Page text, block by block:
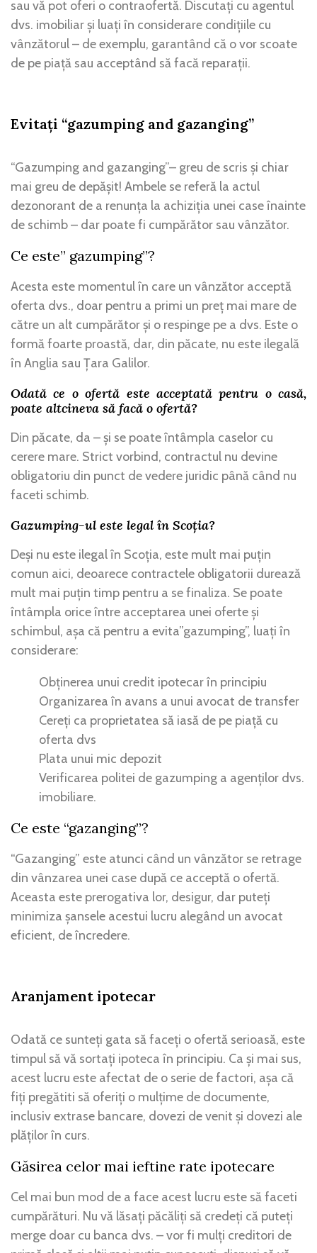
sau vă pot oferi o contraofertă. Discutați cu agentul
dvs. imobiliar și luați în considerare condițiile cu
vânzătorul – de exemplu, garantând că o vor scoate
de pe piață sau acceptând să facă reparații.
Evitați “gazumping and gazanging”
“Gazumping and gazanging”– greu de scris și chiar
mai greu de depășit! Ambele se referă la actul
dezonorant de a renunța la achiziția unei case înainte
de schimb – dar poate fi cumpărător sau vânzător.
Ce este” gazumping”?
Acesta este momentul în care un vânzător acceptă
oferta dvs., doar pentru a primi un preț mai mare de
către un alt cumpărător și o respinge pe a dvs. Este o
formă foarte proastă, dar, din păcate, nu este ilegală
în Anglia sau Țara Galilor.
Odată ce o ofertă este acceptată pentru o casă,
poate altcineva să facă o ofertă?
Din păcate, da – și se poate întâmpla caselor cu
cerere mare. Strict vorbind, contractul nu devine
obligatoriu din punct de vedere juridic până când nu
faceti schimb.
Gazumping-ul este legal în Scoția?
Deși nu este ilegal în Scoția, este mult mai puțin
comun aici, deoarece contractele obligatorii durează
mult mai puțin timp pentru a se finaliza. Se poate
întâmpla orice între acceptarea unei oferte și
schimbul, așa că pentru a evita”gazumping”, luați în
considerare:
Obținerea unui credit ipotecar în principiu
Organizarea în avans a unui avocat de transfer
Cereți ca proprietatea să iasă de pe piață cu
oferta dvs
Plata unui mic depozit
Verificarea politei de gazumping a agenților dvs.
imobiliare.
Ce este “gazanging”?
“Gazanging” este atunci când un vânzător se retrage
din vânzarea unei case după ce acceptă o ofertă.
Aceasta este prerogativa lor, desigur, dar puteți
minimiza șansele acestui lucru alegând un avocat
eficient, de încredere.
Aranjament ipotecar
Odată ce sunteți gata să faceți o ofertă serioasă, este
timpul să vă sortați ipoteca în principiu. Ca și mai sus,
acest lucru este afectat de o serie de factori, așa că
fiți pregătiti să oferiți o mulțime de documente,
inclusiv extrase bancare, dovezi de venit și dovezi ale
plăților în curs.
Găsirea celor mai ieftine rate ipotecare
Cel mai bun mod de a face acest lucru este să faceti
cumpărături. Nu vă lăsați păcăliți să credeți că puteți
merge doar cu banca dvs. – vor fi mulți creditori de